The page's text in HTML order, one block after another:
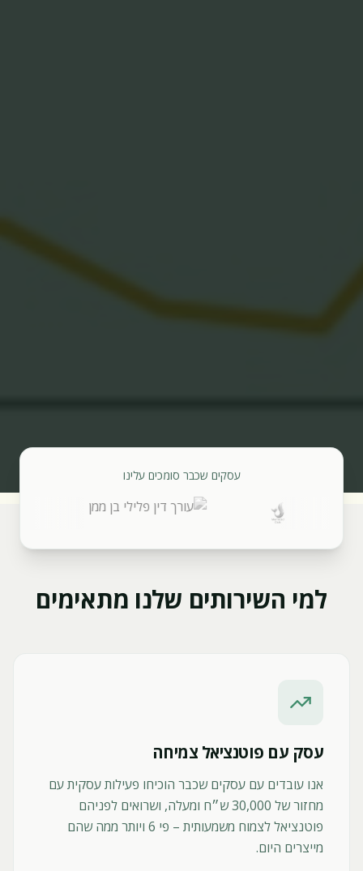
עסקים שכבר סומכים עלינו
למי השירותים שלנו מתאימים
עסק עם פוטנציאל צמיחה
אנו עובדים עם עסקים שכבר הוכיחו פעילות עסקית עם
מחזור של 30,000 ש״ח ומעלה, ושרואים לפניהם
פוטנציאל לצמוח משמעותית – פי 6 ויותר ממה שהם
מייצרים היום.